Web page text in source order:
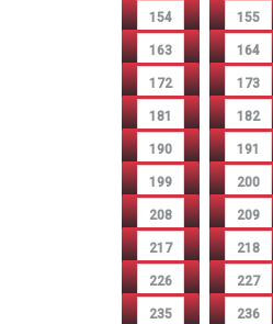
154 155
163 164
172 173
181 182
190 191
199 200
208 209
217 218
226 227
235 236